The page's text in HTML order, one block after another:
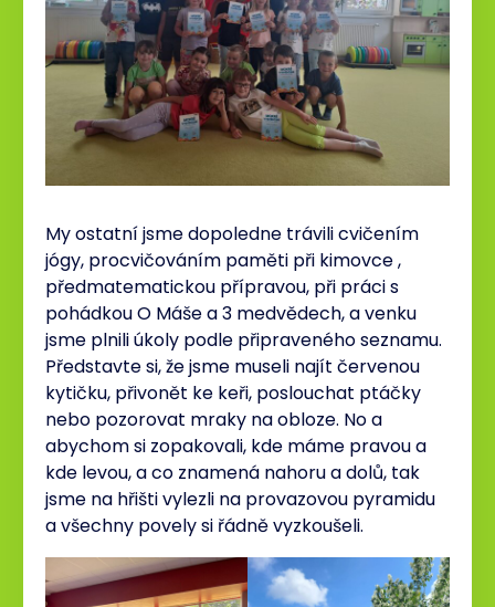
My ostatní jsme dopoledne trávili cvičením
jógy, procvičováním paměti při kimovce ,
předmatematickou přípravou, při práci s
pohádkou O Máše a 3 medvědech, a venku
jsme plnili úkoly podle připraveného seznamu.
Představte si, že jsme museli najít červenou
kytičku, přivonět ke keři, poslouchat ptáčky
nebo pozorovat mraky na obloze. No a
abychom si zopakovali, kde máme pravou a
kde levou, a co znamená nahoru a dolů, tak
jsme na hřišti vylezli na provazovou pyramidu
a všechny povely si řádně vyzkoušeli.